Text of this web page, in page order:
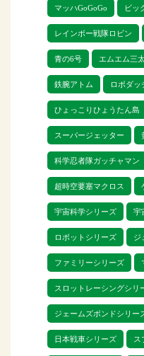
用意しておりま
お客様のご自宅に
買取」、郵送で
取」、店舗に直接
があります。
お品物が大量にあ
オススメです。
また、事前にお
たい場合は、お
事前査定を行う
イマイのおもち
売りたいなら、
定・買取のご依頼
す。
マッハGoGoGo ビッ
レインボー戦隊ロビン
青の6号 エムエム三
鉄腕アトム ロボダッ
ひょっこりひょうたん島
スーパージェッター
科学忍者隊ガッチャマン
超時空要塞マクロス
宇宙科学シリーズ 宇
ロボットシリーズ ジ
ファミリーシリーズ
スロットレーシングシリ
ジェームズボンドシリー
日本戦車シリーズ ス